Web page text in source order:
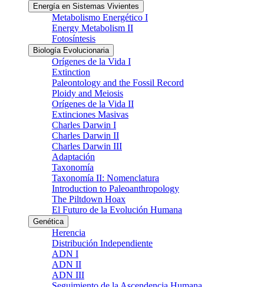
Energía en Sistemas Vivientes
Metabolismo Energético I
Energy Metabolism II
Fotosíntesis
Biología Evolucionaria
Orígenes de la Vida I
Extinction
Paleontology and the Fossil Record
Ploidy and Meiosis
Orígenes de la Vida II
Extinciones Masivas
Charles Darwin I
Charles Darwin II
Charles Darwin III
Adaptación
Taxonomía
Taxonomía II: Nomenclatura
Introduction to Paleoanthropology
The Piltdown Hoax
El Futuro de la Evolución Humana
Genética
Herencia
Distribución Independiente
ADN I
ADN II
ADN III